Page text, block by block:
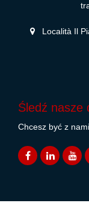
Località Il
Śledź nasze
Chcesz być z